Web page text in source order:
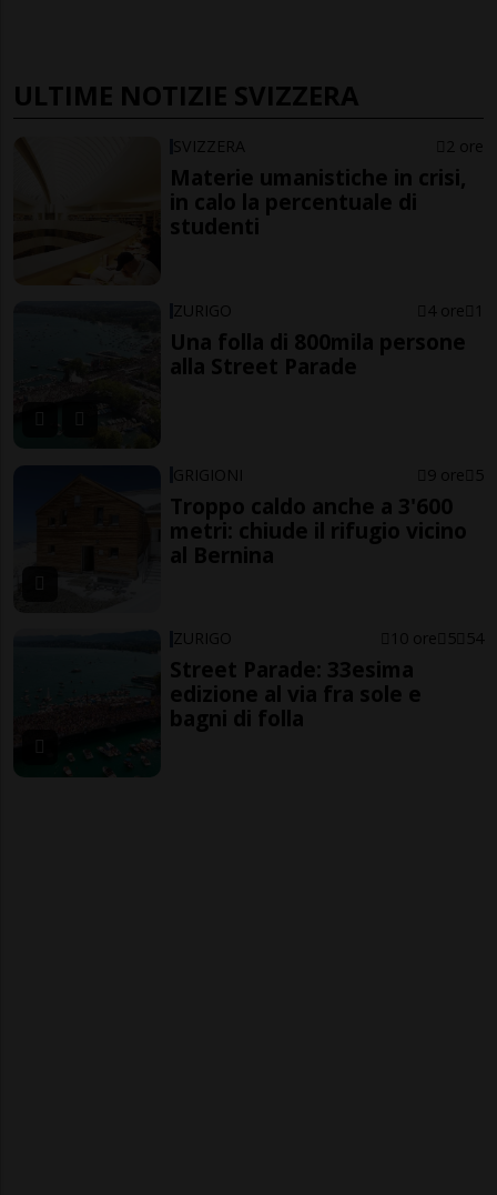
ULTIME NOTIZIE SVIZZERA
SVIZZERA 2 ore
Materie umanistiche in crisi,
in calo la percentuale di
studenti
ZURIGO 4 ore 1
Una folla di 800mila persone
alla Street Parade
GRIGIONI 9 ore 5
Troppo caldo anche a 3'600
metri: chiude il rifugio vicino
al Bernina
ZURIGO 10 ore 5 54
Street Parade: 33esima
edizione al via fra sole e
bagni di folla